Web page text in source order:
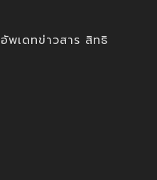
เดทข่าวสาร สิทธิ